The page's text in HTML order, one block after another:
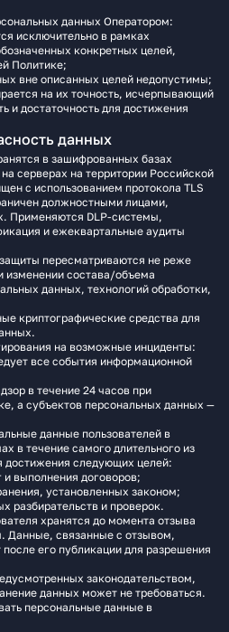
данных Оператором:
исключительно в рамках
конкретных целей,
Политике;
вне описанных целей недопустимы;
на их точность, исчерпывающий
и достаточность для достижения
данных
в зашифрованных базах
серверах на территории Российской
с использованием протокола TLS
должностными лицами,
Применяются DLP‑системы,
и ежеквартальные аудиты
пересматриваются не реже
изменении состава/объема
данных, технологий обработки,
криптографические средства для
на возможные инциденты:
все события информационной
в течение 24 часов при
а субъектов персональных данных —
данные пользователей в
в течение самого длительного из
достижения следующих целей:
и выполнения договоров;
установленных законом;
разбирательств и проверок.
хранятся до момента отзыва
Данные, связанные с отзывом,
после его публикации для разрешения
законодательством,
данных может не требоваться.
персональные данные в